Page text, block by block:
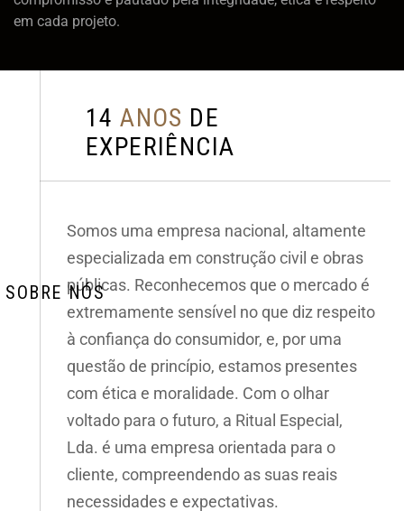
em cada projeto.
SOBRE NÓS
14 ANOS DE
EXPERIÊNCIA
Somos uma empresa nacional, altamente
especializada em construção civil e obras
públicas. Reconhecemos que o mercado é
extremamente sensível no que diz respeito
à confiança do consumidor, e, por uma
questão de princípio, estamos presentes
com ética e moralidade. Com o olhar
voltado para o futuro, a Ritual Especial,
Lda. é uma empresa orientada para o
cliente, compreendendo as suas reais
necessidades e expectativas.
SUBMETER AGORA